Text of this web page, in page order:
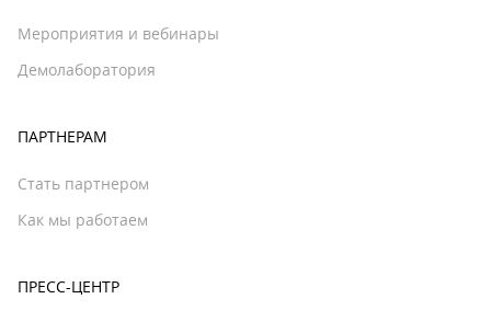
Мероприятия и вебинары
Демолаборатория
ПАРТНЕРАМ
Стать партнером
Как мы работаем
ПРЕСС-ЦЕНТР